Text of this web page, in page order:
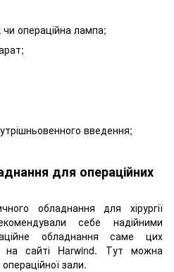
чи операційна лампа;
;
введення;
для операційних
обладнання для хірургії
себе надійними
обладнання саме цих
на сайті Harwind. Тут можна
зали.